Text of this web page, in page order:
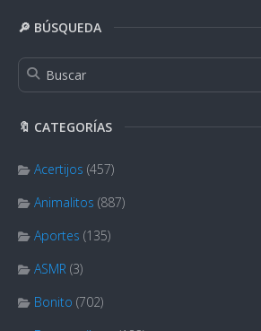
🔎 BÚSQUEDA
🔖 CATEGORÍAS
Acertijos (457)
Animalitos (887)
Aportes (135)
ASMR (3)
Bonito (702)